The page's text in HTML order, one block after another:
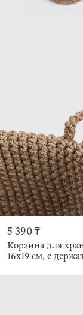
5 390 ₸
Корзина для
16х19 см, с